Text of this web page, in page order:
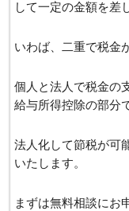
して一定の金額を差
いわば、二重で税金
個人と法人で税金の
給与所得控除の部分
法人化して節税が可
いたします。
まずは無料相談にお